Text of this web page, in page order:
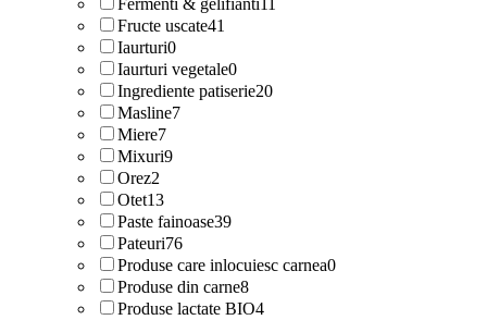
Fermenti & gelifianti11
Fructe uscate41
Iaurturi0
Iaurturi vegetale0
Ingrediente patiserie20
Masline7
Miere7
Mixuri9
Orez2
Otet13
Paste fainoase39
Pateuri76
Produse care inlocuiesc carnea0
Produse din carne8
Produse lactate BIO4